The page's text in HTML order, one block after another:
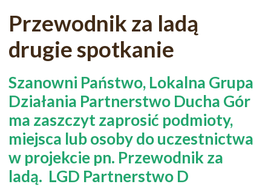
Przewodnik za ladą
drugie spotkanie
Szanowni Państwo, Lokalna Grupa
Działania Partnerstwo Ducha Gór
ma zaszczyt zaprosić podmioty,
miejsca lub osoby do uczestnictwa
w projekcie pn. Przewodnik za
ladą. LGD Partnerstwo D